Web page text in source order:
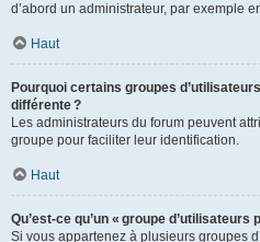
d’abord un administrateur, par exemple
Haut
Pourquoi certains groupes
différente ?
Les administrateurs du forum peuvent
groupe pour faciliter leur identification.
Haut
Qu’est-ce qu’un « groupe d’utilisateurs
Si vous appartenez à plusieurs groupes